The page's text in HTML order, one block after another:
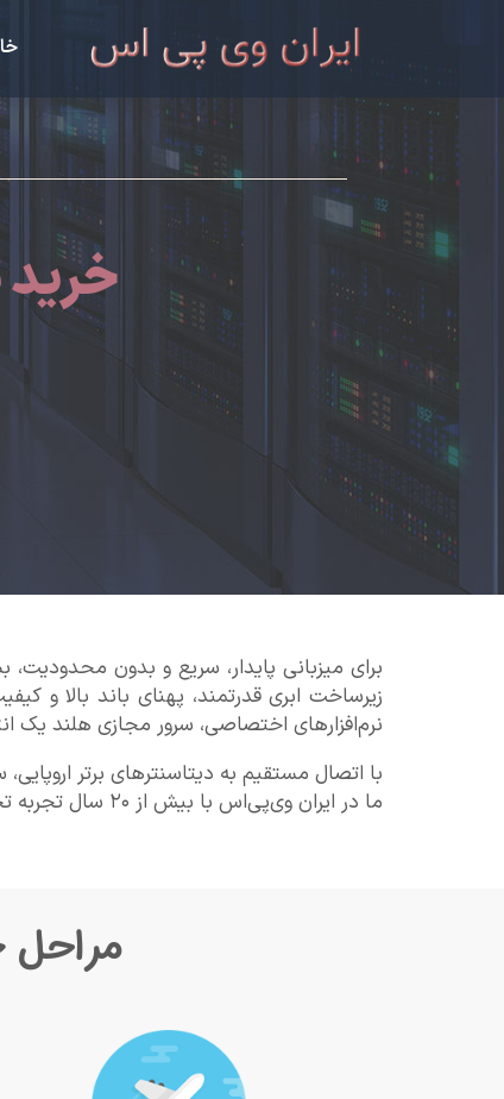
برای میزبانی پایدار، سریع و بدون
زیرساخت ابری قدرتمند، پهنای باند بالا و
نرم‌افزارهای اختصاصی، سرور مجازی هلند
با اتصال مستقیم به دیتاسنترهای برتر
ما در ایران وی‌پی‌اس با بیش از ۲۰ سال تجربه تخصصی، راه‌حل‌هایی مطمئن و بهینه برای انواع نیازهای میزبانی خارجی فراهم کرده‌ایم.
مراحل